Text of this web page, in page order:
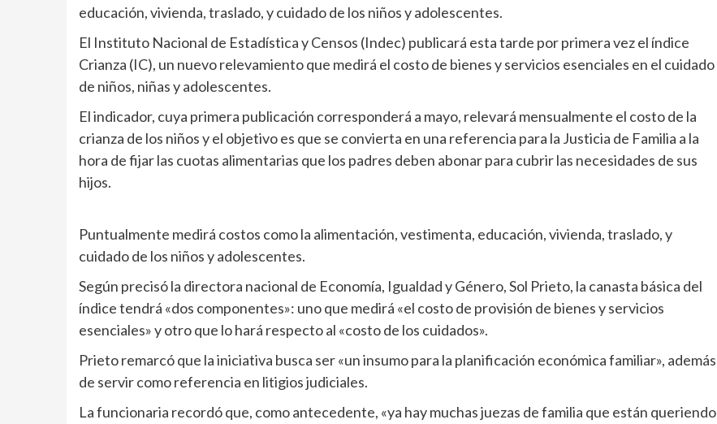
educación, vivienda, traslado, y cuidado de los niños y adolescentes.
El Instituto Nacional de Estadística y Censos (Indec) publicará esta tarde por primera vez el índice
Crianza (IC), un nuevo relevamiento que medirá el costo de bienes y servicios esenciales en el cuidado
de niños, niñas y adolescentes.
El indicador, cuya primera publicación corresponderá a mayo, relevará mensualmente el costo de la
crianza de los niños y el objetivo es que se convierta en una referencia para la Justicia de Familia a la
hora de fijar las cuotas alimentarias que los padres deben abonar para cubrir las necesidades de sus
hijos.
Puntualmente medirá costos como la alimentación, vestimenta, educación, vivienda, traslado, y
cuidado de los niños y adolescentes.
Según precisó la directora nacional de Economía, Igualdad y Género, Sol Prieto, la canasta básica del
índice tendrá «dos componentes»: uno que medirá «el costo de provisión de bienes y servicios
esenciales» y otro que lo hará respecto al «costo de los cuidados».
Prieto remarcó que la iniciativa busca ser «un insumo para la planificación económica familiar», además
de servir como referencia en litigios judiciales.
La funcionaria recordó que, como antecedente, «ya hay muchas juezas de familia que están queriendo